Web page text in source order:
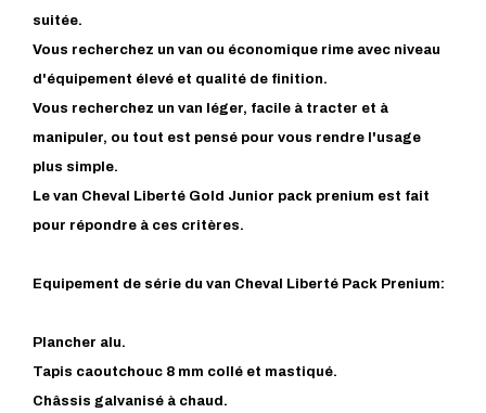
suitée.
Vous recherchez un van ou économique rime avec niveau
d'équipement élevé et qualité de finition.
Vous recherchez un van léger, facile à tracter et à
manipuler, ou tout est pensé pour vous rendre l'usage
plus simple.
Le van Cheval Liberté Gold Junior pack prenium est fait
pour répondre à ces critères.
Equipement de série du van Cheval Liberté Pack Prenium:
Plancher alu.
Tapis caoutchouc 8 mm collé et mastiqué.
Châssis galvanisé à chaud.